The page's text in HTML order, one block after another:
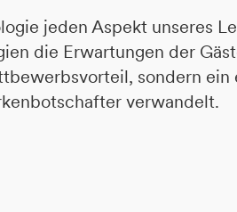
jeden Aspekt unseres
die Erwartungen der
sondern ein
verwandelt.